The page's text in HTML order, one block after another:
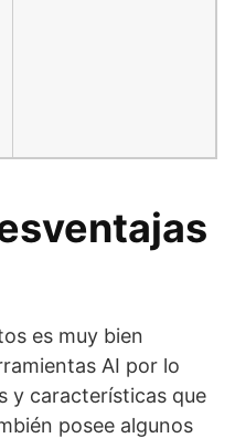
es muy bien
AI por lo
y características que
posee algunos